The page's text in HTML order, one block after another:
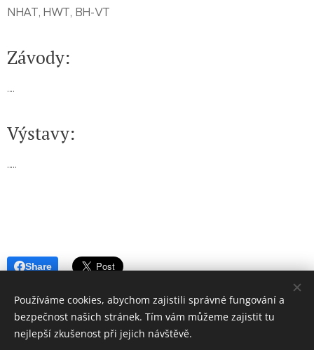
NHAT, HWT, BH-VT
Závody:
....
Výstavy:
.....
Share
Aktualizováno 6.7.2026
Používáme cookies, abychom zajistili správné fungování a
bezpečnost našich stránek. Tím vám můžeme zajistit tu
nejlepší zkušenost při jejich návštěvě.